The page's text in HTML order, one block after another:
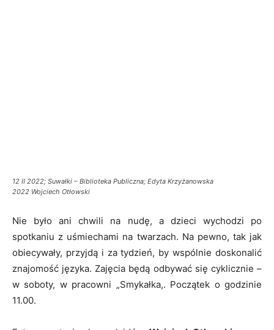
12 II 2022; Suwałki – Biblioteka Publiczna; Edyta Krzyżanowska
2022 Wojciech Otłowski
Nie było ani chwili na nudę, a dzieci wychodzi po
spotkaniu z uśmiechami na twarzach. Na pewno, tak jak
obiecywały, przyjdą i za tydzień, by wspólnie doskonalić
znajomość języka. Zajęcia będą odbywać się cyklicznie –
w soboty, w pracowni „Smykałka,. Początek o godzinie
11.00.